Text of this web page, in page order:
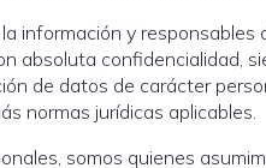
información y
confidencialidad,
de datos de carácter
normas jurídicas aplicables.
somos quienes